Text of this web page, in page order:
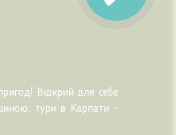
Відкрий для себе
тури в Карпати –